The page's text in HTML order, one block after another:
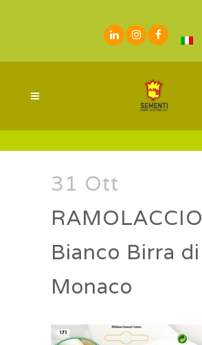
31 Ott
RAMOLACCIO
Bianco Birra di
Monaco